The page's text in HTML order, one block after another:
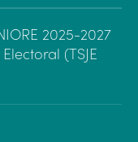
2025-2027
(TSJE